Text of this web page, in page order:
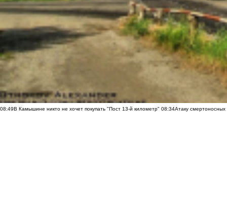
08:49В Камышине никто не хочет покупать "Пост 13-й километр" 08:34Атаку